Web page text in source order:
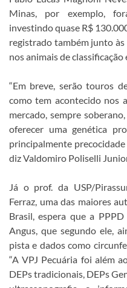
Minas, por exemplo,
investindo quase R$
registrado também junto
nos animais de classificação
“Em breve, serão touros
como tem acontecido nos
mercado, sempre
oferecer uma genética
principalmente precocidade
diz Valdomiro Poliselli
Já o prof. da USP/
Ferraz, uma das maiores
Brasil, espera que a
Angus, que segundo ele,
pista e dados como
“A VPJ Pecuária foi além
DEPs tradicionais, DEPs